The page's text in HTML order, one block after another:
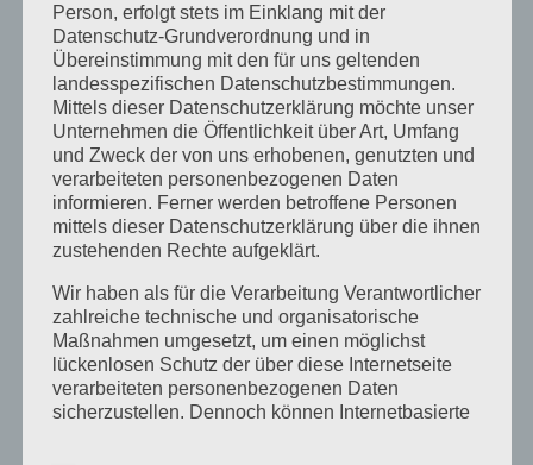
Share This Story, Choose Your Platform!
Facebook
X RedditLinkedInWhatsApp
TumblrPinterest
Vk
Über den Autor:barbara
Ähnliche Beiträge
Person, erfolgt stets im Einklang mit der
Datenschutz-Grundverordnung und in
Übereinstimmung mit den für uns geltenden
landesspezifischen Datenschutzbestimmungen.
Mittels dieser Datenschutzerklärung möchte unser
Unternehmen die Öffentlichkeit über Art, Umfang
und Zweck der von uns erhobenen, genutzten und
verarbeiteten personenbezogenen Daten
informieren. Ferner werden betroffene Personen
mittels dieser Datenschutzerklärung über die ihnen
zustehenden Rechte aufgeklärt.
Wir haben als für die Verarbeitung Verantwortlicher
zahlreiche technische und organisatorische
Maßnahmen umgesetzt, um einen möglichst
lückenlosen Schutz der über diese Internetseite
verarbeiteten personenbezogenen Daten
sicherzustellen. Dennoch können Internetbasierte